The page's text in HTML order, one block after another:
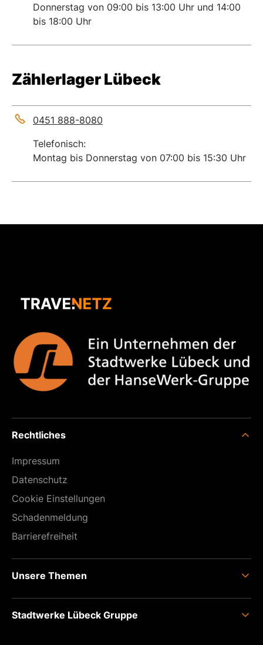
Donnerstag von 09:00 bis 13:00 Uhr und 14:00
bis 18:00 Uhr
Zählerlager Lübeck
0451 888-8080
Telefonisch:
Montag bis Donnerstag von 07:00 bis 15:30 Uhr
Rechtliches
Impressum
Datenschutz
Cookie Einstellungen
Schaden­meldung
Barrierefreiheit
Unsere Themen
Anschluss
Einspeisen
Stadtwerke Lübeck Gruppe